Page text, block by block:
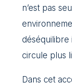
n’est pas
déséquilibre
circule plus
Dans cet